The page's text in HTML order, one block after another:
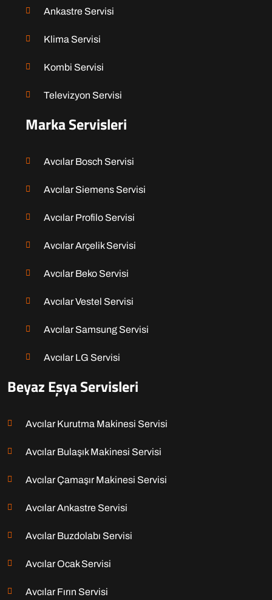
Ankastre Servisi
Klima Servisi
Kombi Servisi
Televizyon Servisi
Marka Servisleri
Avcılar Bosch Servisi
Avcılar Siemens Servisi
Avcılar Profilo Servisi
Avcılar Arçelik Servisi
Avcılar Beko Servisi
Avcılar Vestel Servisi
Avcılar Samsung Servisi
Avcılar LG Servisi
Beyaz Eşya Servisleri
Avcılar Kurutma Makinesi Servisi
Avcılar Bulaşık Makinesi Servisi
Avcılar Çamaşır Makinesi Servisi
Avcılar Ankastre Servisi
Avcılar Buzdolabı Servisi
Avcılar Ocak Servisi
Avcılar Fırın Servisi